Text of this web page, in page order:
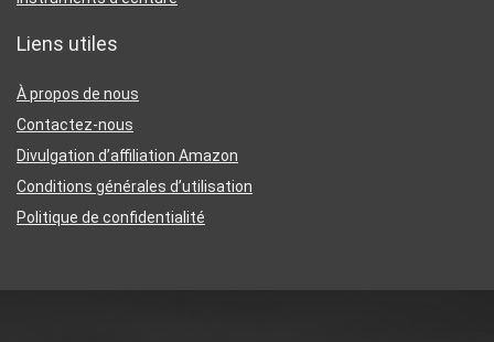
Liens utiles
À propos de nous
Contactez-nous
Divulgation d’affiliation Amazon
Conditions générales d’utilisation
Politique de confidentialité